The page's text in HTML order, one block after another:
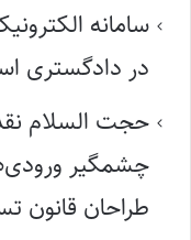
سامانه
در دادگستری
حجت السلام
چشمگیر
طراحان